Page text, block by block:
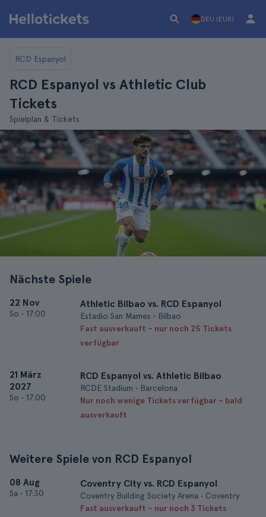
DEU (EUR)
RCD Espanyol
RCD Espanyol vs Athletic Club
Tickets
Spielplan & Tickets
Nächste Spiele
22 Nov
So • 17:00
Athletic Bilbao vs. RCD Espanyol
Estadio San Mames • Bilbao
Fast ausverkauft – nur noch 25 Tickets
verfügbar
21 März
2027
So • 17:00
RCD Espanyol vs. Athletic Bilbao
RCDE Stadium • Barcelona
Nur noch wenige Tickets verfügbar – bald
ausverkauft
Weitere Spiele von RCD Espanyol
08 Aug
Sa • 17:30
Coventry City vs. RCD Espanyol
Coventry Building Society Arena • Coventry
Fast ausverkauft – nur noch 3 Tickets